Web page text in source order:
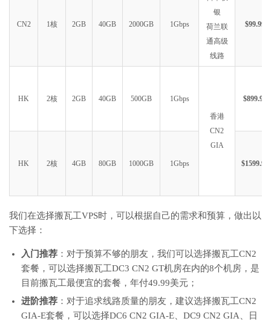
银
荷兰联
通高级
线路
CN2 1核 2GB 40GB 2000GB 1Gbps $99.99
HK 2核 2GB 40GB 500GB 1Gbps
香港
CN2
GIA
$899.99
HK 2核 4GB 80GB 1000GB 1Gbps $1599.99
我们在选择搬瓦工VPS时，可以根据自己的需求和预算，做出以
下选择：
入门推荐 ：对于预算不够的朋友，我们可以选择搬瓦工CN2
套餐，可以选择搬瓦工DC3 CN2 GT机房在内的8个机房，是
目前搬瓦工最便宜的套餐，年付49.99美元；
进阶推荐 ：对于追求线路质量的朋友，建议选择搬瓦工CN2
GIA-E套餐，可以选择DC6 CN2 GIA-E、DC9 CN2 GIA、日